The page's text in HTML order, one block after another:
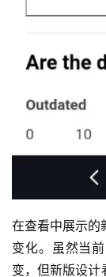
在查看中展示
变化。虽然当
变，但新版设